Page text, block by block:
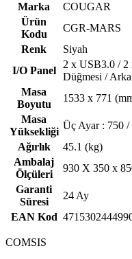
Marka
COUGAR
Ürün
Kodu
CGR-MARS
Renk
Siyah
I/O Panel
2 x USB3.0 / 2
Düğmesi /
Masa
Boyutu
1533 x 771
Masa
Yüksekliği
Üç Ayar : 750
Ağırlık
45.1 (kg)
Ambalaj
Ölçüleri
930 X 350 x
Garanti
Süresi
24 Ay
EAN Kod
COMSIS